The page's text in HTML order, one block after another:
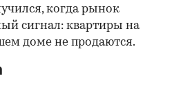
когда рынок
сигнал: квартиры на
доме не продаются.